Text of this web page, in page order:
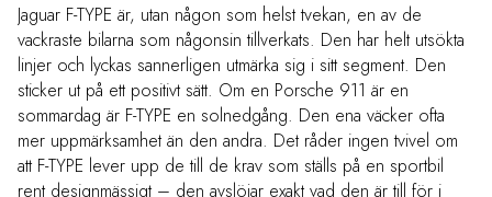
Jaguar F-TYPE är, utan någon som helst tvekan, en av de
vackraste bilarna som någonsin tillverkats. Den har helt utsökta
linjer och lyckas sannerligen utmärka sig i sitt segment. Den
sticker ut på ett positivt sätt. Om en Porsche 911 är en
sommardag är F-TYPE en solnedgång. Den ena väcker ofta
mer uppmärksamhet än den andra. Det råder ingen tvivel om
att F-TYPE lever upp de till de krav som ställs på en sportbil
rent designmässigt – den avslöjar exakt vad den är till för i